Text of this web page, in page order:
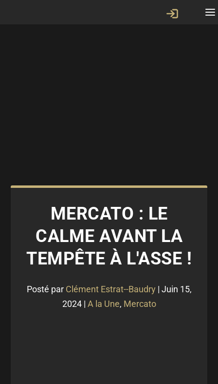
MERCATO : LE
CALME AVANT LA
TEMPÊTE À L'ASSE !
Posté par Clément Estrat--Baudry | Juin 15,
2024| A la Une, Mercato